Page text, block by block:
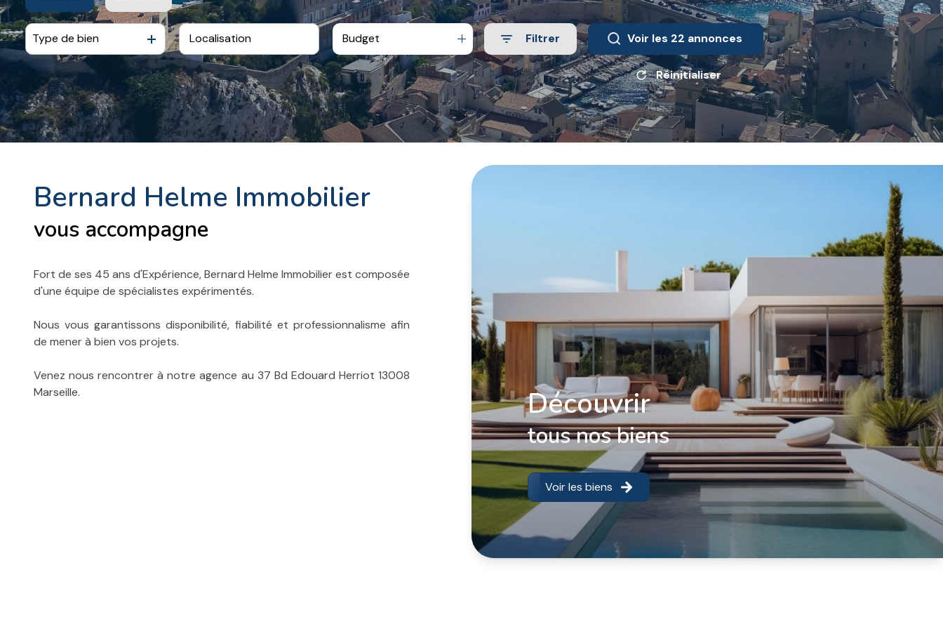
estimation
De l'ancien
Type de bien Budget Filtrer Voir les 22 annonces
Réinitialiser
Découvrir
tous nos biens
Voir les biens
Bernard Helme Immobilier
vous accompagne
Fort de ses 45 ans d'Expérience, Bernard Helme Immobilier est composée
d'une équipe de spécialistes expérimentés.
Nous vous garantissons disponibilité, fiabilité et professionnalisme afin
de mener à bien vos projets.
Venez nous rencontrer à notre agence au 37 Bd Edouard Herriot 13008
Marseille.